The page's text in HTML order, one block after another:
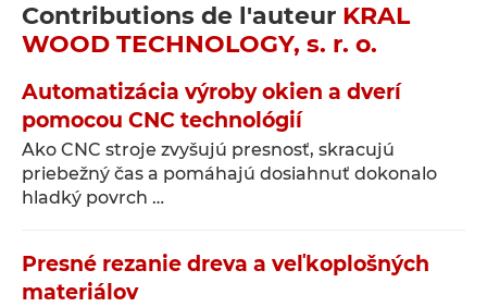
Contributions de l'auteur KRAL
WOOD TECHNOLOGY, s. r. o.
Automatizácia výroby okien a dverí
pomocou CNC technológií
Ako CNC stroje zvyšujú presnosť, skracujú
priebežný čas a pomáhajú dosiahnuť dokonalo
hladký povrch …
Presné rezanie dreva a veľkoplošných
materiálov